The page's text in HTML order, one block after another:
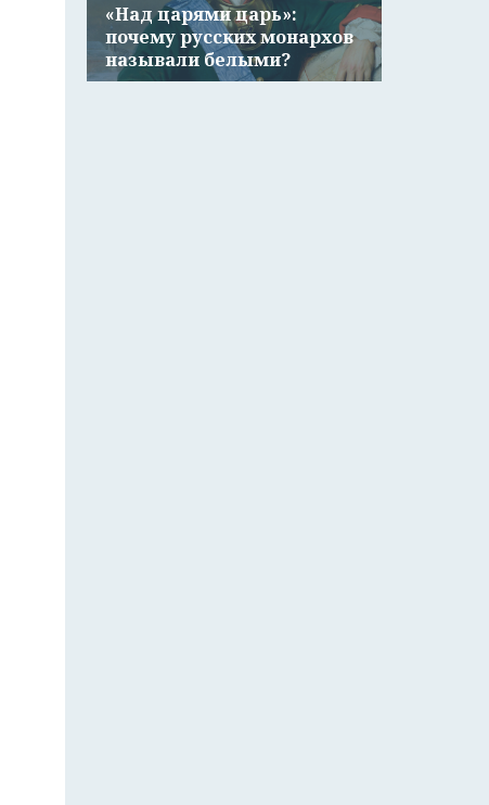
«Над царями царь»:
почему русских монархов
называли белыми?